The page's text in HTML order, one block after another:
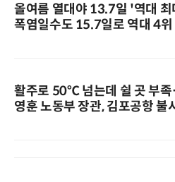
올여름 열대야 13.7일 '역대
폭염일수도 15.7일로 역대 4위
활주로 50℃ 넘는데 쉴 곳 부
영훈 노동부 장관, 김포공항 불